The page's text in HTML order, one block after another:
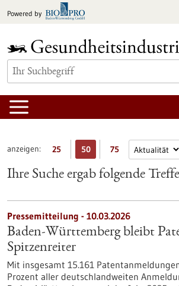
Inhalt
Powered by
anzeigen: 25 50 75
Ihre Suche ergab folgende
Pressemitteilung - 10.03.2026
Baden-Württemberg bleibt
Spitzenreiter
Mit insgesamt 15.161
Prozent aller deutschlandweiten